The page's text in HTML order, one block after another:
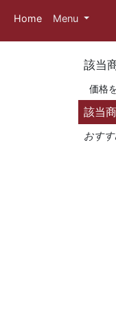
Home Menu
該当
価格
該当
おす